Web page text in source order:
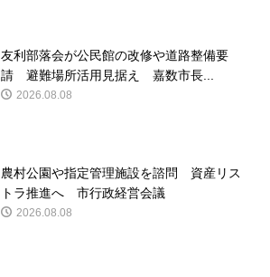
友利部落会が公民館の改修や道路整備要
請 避難場所活用見据え 嘉数市長...
2026.08.08
農村公園や指定管理施設を諮問 資産リス
トラ推進へ 市行政経営会議
2026.08.08